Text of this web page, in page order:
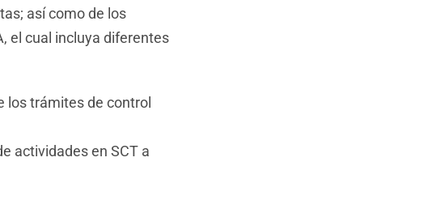
así como de los
el cual incluya diferentes
los trámites de control
actividades en SCT a